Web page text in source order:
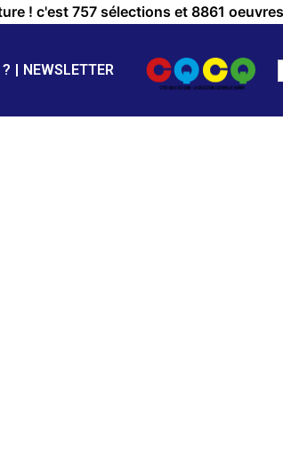
! c'est 757 sélections et 8861
NEWSLETTER